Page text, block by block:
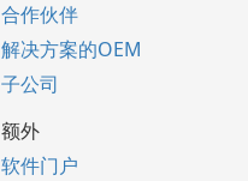
合作伙伴
解决方案的OEM
子公司
额外
软件门户